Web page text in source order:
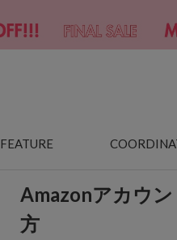
FEATURE
Amazonアカウ
方